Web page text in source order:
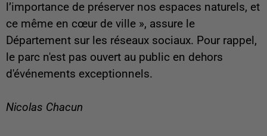
l’importance de préserver nos espaces naturels, et
ce même en cœur de ville », assure le
Département sur les réseaux sociaux. Pour rappel,
le parc n'est pas ouvert au public en dehors
d'événements exceptionnels.
Nicolas Chacun